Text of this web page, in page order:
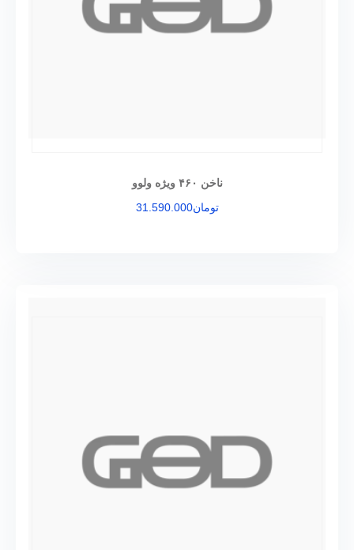
ناخن ۴۶۰ ویژه ولوو
تومان31.590.000